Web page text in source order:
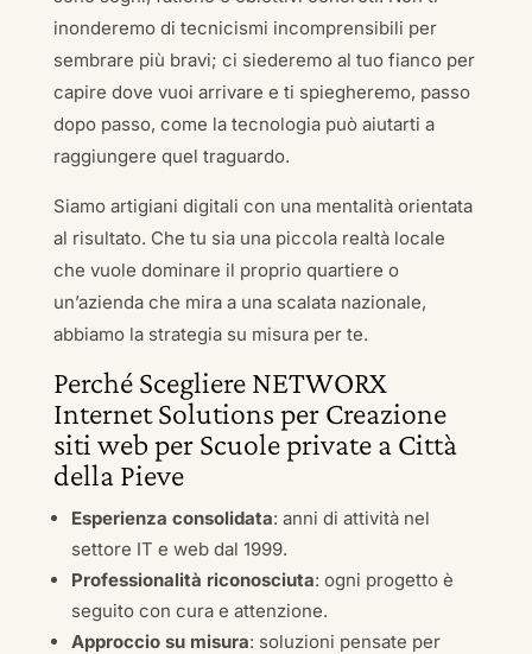
inonderemo di tecnicismi incomprensibili per
sembrare più bravi; ci siederemo al tuo fianco per
capire dove vuoi arrivare e ti spiegheremo, passo
dopo passo, come la tecnologia può aiutarti a
raggiungere quel traguardo.
Siamo artigiani digitali con una mentalità orientata
al risultato. Che tu sia una piccola realtà locale
che vuole dominare il proprio quartiere o
un’azienda che mira a una scalata nazionale,
abbiamo la strategia su misura per te.
Perché Scegliere NETWORX
Internet Solutions per Creazione
siti web per Scuole private a Città
della Pieve
Esperienza consolidata: anni di attività nel
settore IT e web dal 1999.
Professionalità riconosciuta: ogni progetto è
seguito con cura e attenzione.
Approccio su misura: soluzioni pensate per